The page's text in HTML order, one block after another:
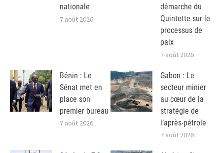
nationale
7 août 2026
démarche du
Quintette sur le
processus de
paix
7 août 2026
Bénin : Le
Sénat met en
place son
premier bureau
7 août 2026
Gabon : Le
secteur minier
au cœur de la
stratégie de
l’après-pétrole
7 août 2026